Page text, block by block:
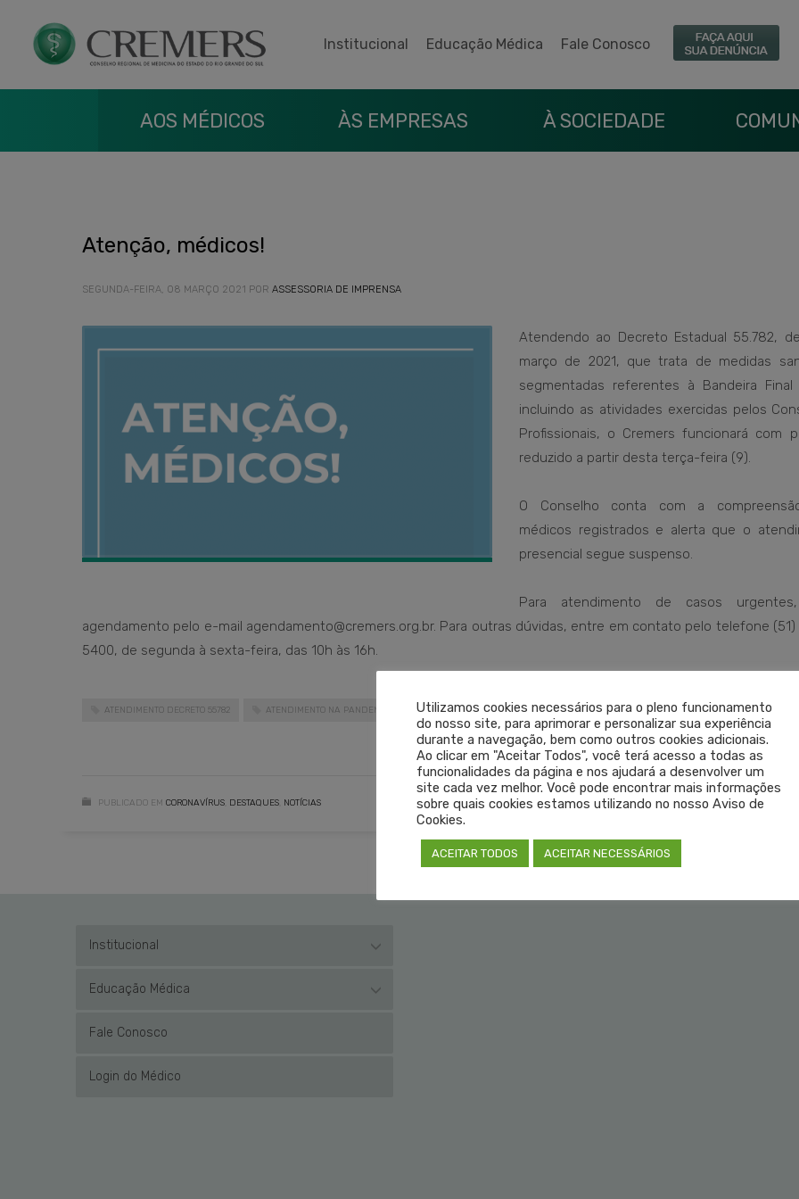
Institucional Educação Médica Fale Conosco
AOS MÉDICOS ÀS EMPRESAS À SOCIEDADE
Atenção, médicos!
SEGUNDA-FEIRA, 08 MARÇO 2021 POR ASSESSORIA DE IMPRENSA
Atendendo ao Decreto Estadual 55.782,
março de 2021, que trata de medidas
segmentadas referentes à Bandeira Final
incluindo as atividades exercidas pelos
Profissionais, o Cremers funcionará com
reduzido a partir desta terça-feira (9).
O Conselho conta com a
médicos registrados e alerta que o
presencial segue suspenso.
Para atendimento de casos
agendamento pelo e-mail agendamento@cremers.org.br. Para outras dúvidas, entre em contato pelo telefone
5400, de segunda à sexta-feira, das 10h às 16h.
ATENDIMENTO DECRETO 55782 ATENDIMENTO NA PANDEMIA AVISO CREMERS ATENDIMENTO DECRETO 55782 PESSOAL REDUZIDO
LEIA
PUBLICADO EM CORONAVÍRUS DESTAQUES NOTÍCIAS SEM
Institucional
Educação Médica
Fale Conosco
Login do Médico
Utilizamos cookies necessários para o pleno funcionamento
do nosso site, para aprimorar e personalizar sua experiência
durante a navegação, bem como outros cookies adicionais.
Ao clicar em "Aceitar Todos", você terá acesso a todas as
funcionalidades da página e nos ajudará a desenvolver um
site cada vez melhor. Você pode encontrar mais informações
sobre quais cookies estamos utilizando no nosso Aviso de
Cookies.
ACEITAR TODOS ACEITAR NECESSÁRIOS